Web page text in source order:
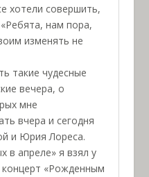
хотели совершить,
нам пора,
изменять не
такие чудесные
вечера, о
мне
вчера и сегодня
и Юрия Лореса.
в апреле» я взял у
«Рожденным